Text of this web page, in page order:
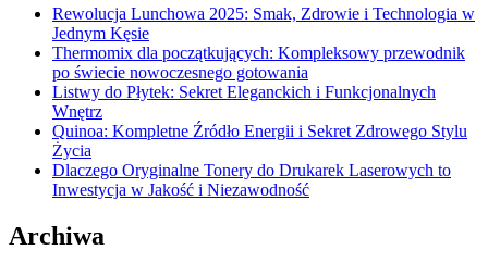
Rewolucja Lunchowa 2025: Smak, Zdrowie i Technologia w
Jednym Kęsie
Thermomix dla początkujących: Kompleksowy przewodnik
po świecie nowoczesnego gotowania
Listwy do Płytek: Sekret Eleganckich i Funkcjonalnych
Wnętrz
Quinoa: Kompletne Źródło Energii i Sekret Zdrowego Stylu
Życia
Dlaczego Oryginalne Tonery do Drukarek Laserowych to
Inwestycja w Jakość i Niezawodność
Archiwa